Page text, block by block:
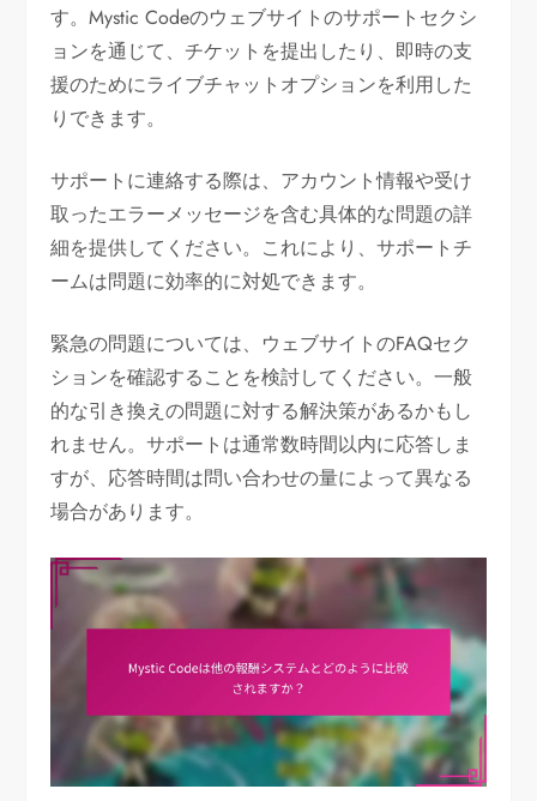
す。Mystic Codeのウェブサイトのサポートセクシ
ョンを通じて、チケットを提出したり、即時の支
援のためにライブチャットオプションを利用した
りできます。
サポートに連絡する際は、アカウント情報や受け
取ったエラーメッセージを含む具体的な問題の詳
細を提供してください。これにより、サポートチ
ームは問題に効率的に対処できます。
緊急の問題については、ウェブサイトのFAQセク
ションを確認することを検討してください。一般
的な引き換えの問題に対する解決策があるかもし
れません。サポートは通常数時間以内に応答しま
すが、応答時間は問い合わせの量によって異なる
場合があります。